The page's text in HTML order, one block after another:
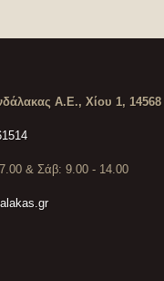
Α.Ε., Χίου 1, 14568
& Σάβ: 9.00 - 14.00